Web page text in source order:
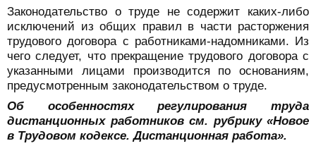
Законодательство о труде не содержит каких-либо
исключений из общих правил в части расторжения
трудового договора с работниками-надомниками. Из
чего следует, что прекращение трудового договора с
указанными лицами производится по основаниям,
предусмотренным законодательством о труде.
Об особенностях регулирования труда
дистанционных работников см. рубрику «Новое
в Трудовом кодексе. Дистанционная работа».